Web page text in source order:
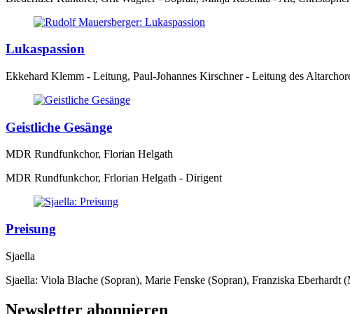
Lukaspassion
Ekkehard Klemm - Leitung, Paul-Johannes Kirschner - Leitung des
Geistliche Gesänge
MDR Rundfunkchor, Florian Helgath
MDR Rundfunkchor, Frlorian Helgath - Dirigent
Preisung
Sjaella
Sjaella: Viola Blache (Sopran), Marie Fenske (Sopran), Franziska
Newsletter abonnieren